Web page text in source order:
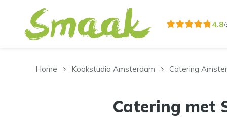
Overslaan en naar de inhoud gaan
4.8/
Home Kookstudio Amsterdam Catering
Catering met